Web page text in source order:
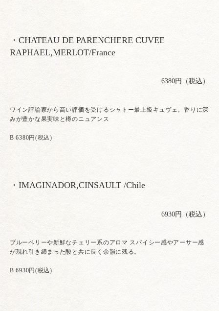
・CHATEAU DE PARENCHERE CUVEE
RAPHAEL,MERLOT/France
6380円（税込）
ワイン評論家から高い評価を受けるシャトー最上級キュヴェ。香りに深
みが豊かな果実味と樽のニュアンス
B 6380円(税込)
・IMAGINADOR,CINSAULT /Chile
6930円（税込）
ブルーベリーや新鮮なチェリー系のアロマ スパイシー感やアーサー感
が現れ引き締まった酸と共に長く余韻に残る。
B 6930円(税込)